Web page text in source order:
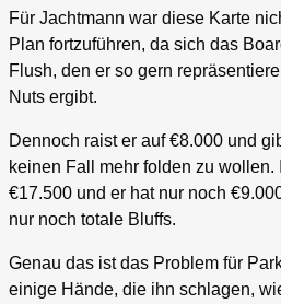
Für Jachtmann war diese Karte
Plan fortzuführen, da sich das
Flush, den er so gern
Nuts ergibt.
Dennoch raist er auf €8.000 und
keinen Fall mehr folden zu wollen.
€17.500 und er hat nur noch
nur noch totale Bluffs.
Genau das ist das Problem für
einige Hände, die ihn schlagen,